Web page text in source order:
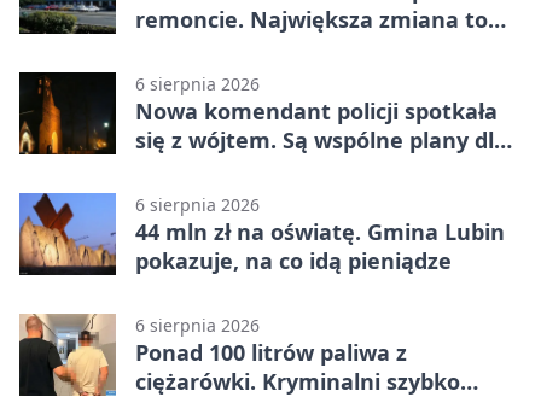
remoncie. Największa zmiana to
6 sierpnia 2026
Nowa komendant policji spotkała
się z wójtem. Są wspólne plany dla
6 sierpnia 2026
44 mln zł na oświatę. Gmina Lubin
pokazuje, na co idą pieniądze
6 sierpnia 2026
Ponad 100 litrów paliwa z
ciężarówki. Kryminalni szybko